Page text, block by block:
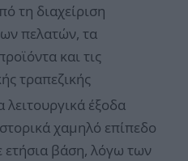
τη διαχείριση
πελατών, τα
και τις
τραπεζικής
έξοδα
χαμηλό επίπεδο
ετήσια βάση, λόγω των